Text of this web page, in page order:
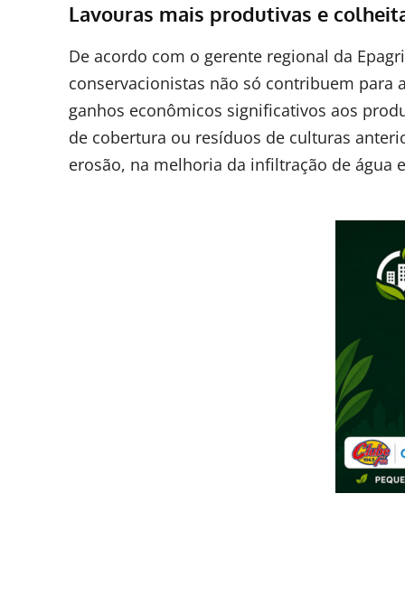
Lavouras mais produtivas e
De acordo com o gerente regional da
conservacionistas não só contribuem
ganhos econômicos significativos aos
de cobertura ou resíduos de culturas
erosão, na melhoria da infiltração de água